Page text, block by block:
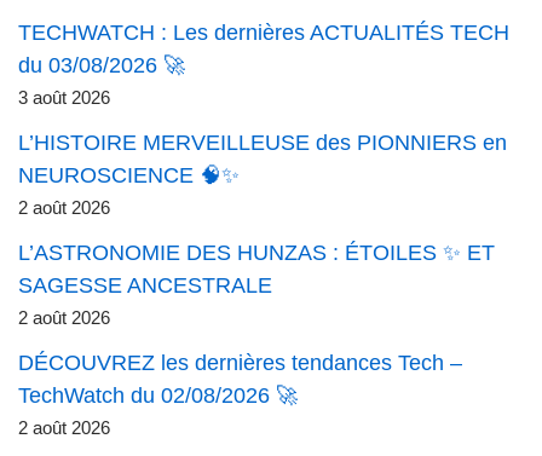
TECHWATCH : Les dernières ACTUALITÉS TECH
du 03/08/2026 🚀
3 août 2026
L’HISTOIRE MERVEILLEUSE des PIONNIERS en
NEUROSCIENCE 🧠✨
2 août 2026
L’ASTRONOMIE DES HUNZAS : ÉTOILES ✨ ET
SAGESSE ANCESTRALE
2 août 2026
DÉCOUVREZ les dernières tendances Tech –
TechWatch du 02/08/2026 🚀
2 août 2026